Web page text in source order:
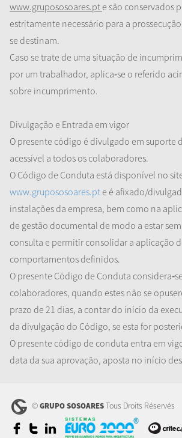
www.grupososoares.pt e são conservados
estritamente necessário para a
se destinam.
Caso se trate de uma situação de
por um trabalhador, aplica‐se o referido
sobre incumprimento.
Divulgação e Entrada em vigor
O presente código é divulgado em suporte
acessível a todos os colaboradores.
O Código de Conduta está disponível no
www.grupososoares.pt e é afixado/
instalações da empresa, bem como na
de gestão documental de modo a estar
consulta e permitir consolidar a aplicação
comportamentos definidos.
O presente Código de Conduta considera‐
colaboradores, quando estes não se
prazo de 21 dias, a contar do início da
da divulgação do Código, se esta for
O presente código de conduta entra em
data da sua aprovação, aposta no início
©GRUPO SOSOARESTous Droits Réservés